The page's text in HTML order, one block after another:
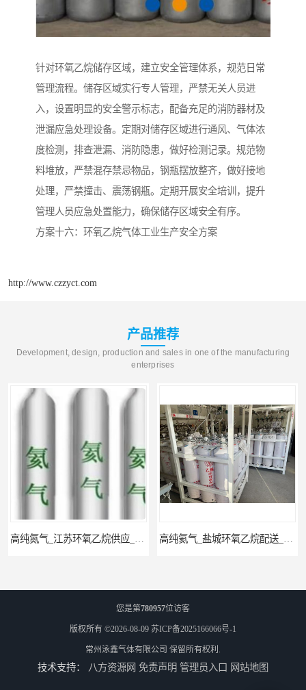
针对环氧乙烷储存区域，建立安全管理体系，规范日常
管理流程。储存区域实行专人管理，严禁无关人员进
入，设置明显的安全警示标志，配备充足的消防器材及
泄漏应急处理设备。定期对储存区域进行通风、气体浓
度检测，排查泄漏、消防隐患，做好检测记录。规范物
料堆放，严禁混存禁忌物品，钢瓶摆放整齐，做好接地
处理，严禁撞击、震荡钢瓶。定期开展安全培训，提升
管理人员应急处置能力，确保储存区域安全有序。
方案十六：环氧乙烷气体工业生产安全方案
http://www.czzyct.com
产品推荐
Development, design, production and sales in one of the manufacturing
enterprises
高纯氮气_江苏环氧乙烷供应_泳鑫气体 高纯氦气_盐城环氧乙烷配送_泳鑫气体
您是第780957位访客
版权所有 ©2026-08-09 苏ICP备2025166066号-1
常州泳鑫气体有限公司 保留所有权利.
技术支持： 八方资源网 免责声明 管理员入口 网站地图